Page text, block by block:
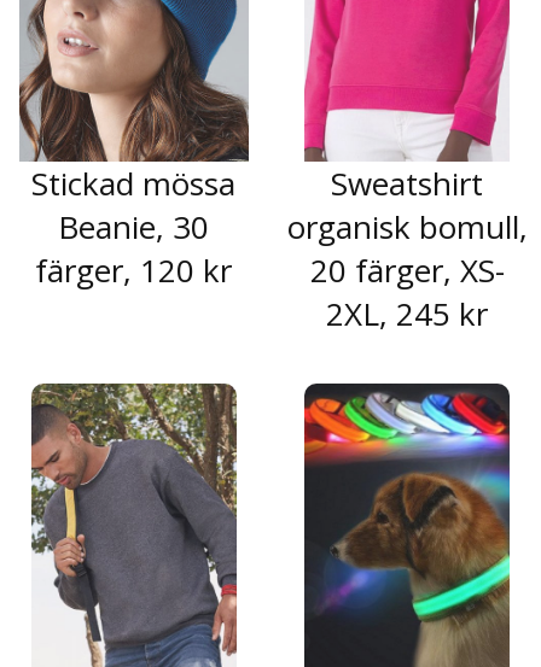
Stickad mössa
Beanie, 30
färger, 120 kr
Sweatshirt
organisk bomull,
20 färger, XS-
2XL, 245 kr